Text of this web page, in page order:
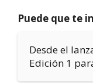
Puede que te
Desde el
Edición 1